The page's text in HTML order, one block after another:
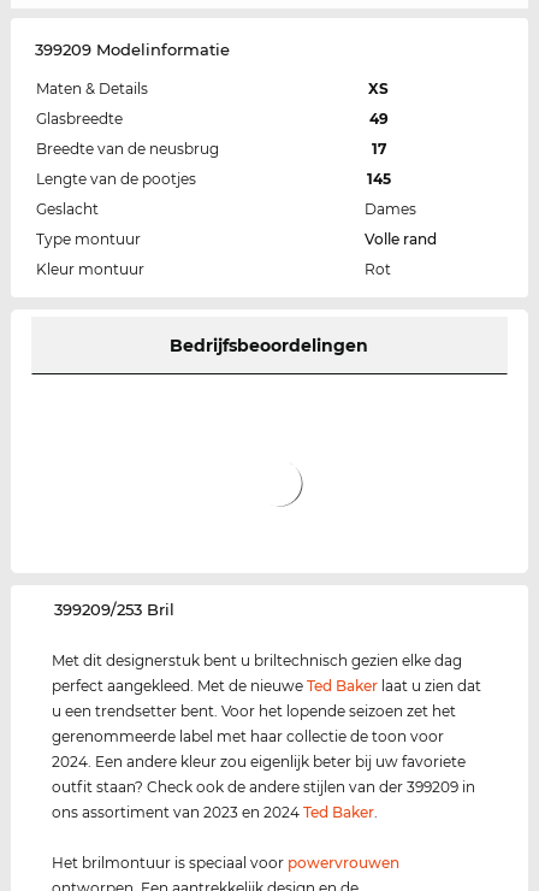
399209 Modelinformatie
Maten & Details
XS
Glasbreedte
49
Breedte van de neusbrug
17
Lengte van de pootjes
145
Geslacht
Dames
Type montuur
Volle rand
Kleur montuur
Rot
Bedrijfsbeoordelingen
‌399209/253 Bril
Met dit designerstuk bent u briltechnisch gezien elke dag
perfect aangekleed. Met de nieuweTed Baker laat u zien dat
u een trendsetter bent. Voor het lopende seizoen zet het
gerenommeerde label met haar collectie de toon voor
2024. Een andere kleur zou eigenlijk beter bij uw favoriete
outfit staan? Check ook de andere stijlen van der 399209 in
ons assortiment van 2023 en 2024Ted Baker.
Het brilmontuur is speciaal voor powervrouwen